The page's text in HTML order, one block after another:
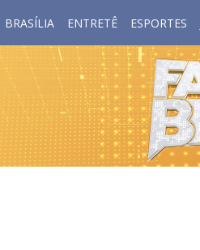
BRASÍLIA ENTRETÊ ESPORTES